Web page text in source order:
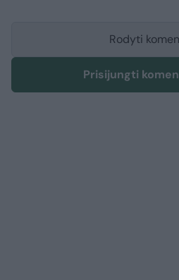
Rodyti
Prisijungti